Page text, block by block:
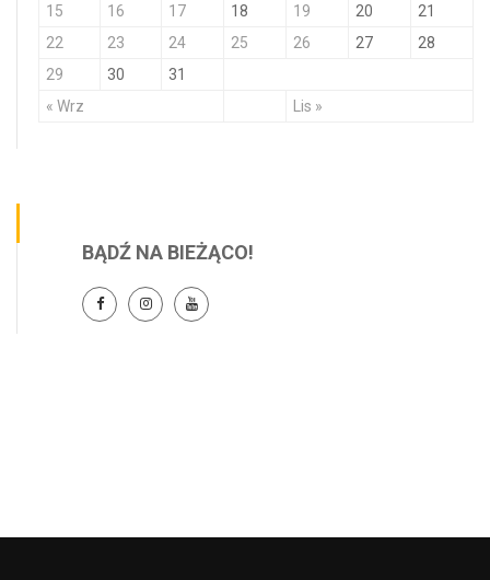
« Wrz Lis »
15
16 17 18 19 20
21
22
23 24 25 26 27
28
29
30 31
BĄDŹ NA BIEŻĄCO!